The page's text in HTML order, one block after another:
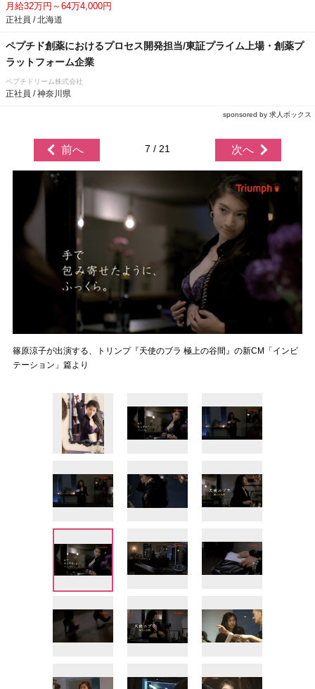
月給32万円～64万4,000円
正社員 / 北海道
ペプチド創薬におけるプロセス開発担当/東証プライム上場・創薬プ
ラットフォーム企業
ペプチドリーム株式会社
正社員 / 神奈川県
sponsored by 求人ボックス
前へ 7 / 21 次へ
篠原涼子が出演する、トリンプ『天使のブラ 極上の谷間』の新CM「インビ
テーション」篇より